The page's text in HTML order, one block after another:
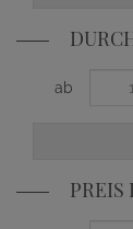
ab
PREIS